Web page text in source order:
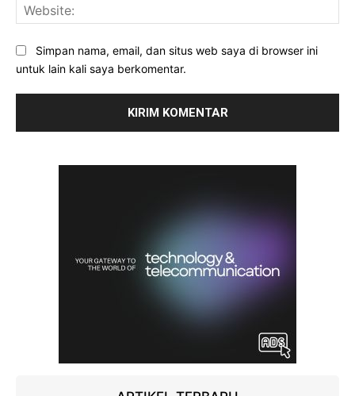
Simpan nama, email, dan situs web saya di browser ini
untuk lain kali saya berkomentar.